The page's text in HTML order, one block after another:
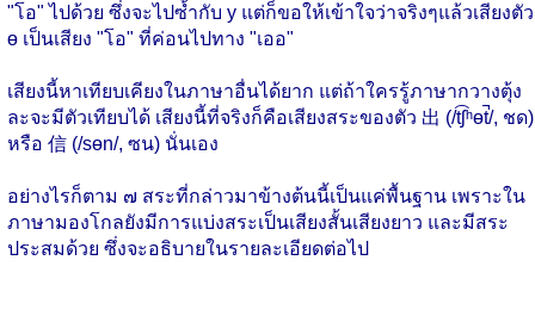
"โอ" ไปด้วย ซึ่งจะไปซ้ำกับ у แต่ก็ขอให้เข้าใจว่าจริงๆแล้วเสียงตัว
ө เป็นเสียง "โอ" ที่ค่อนไปทาง "เออ"
เสียงนี้หาเทียบเคียงในภาษาอื่นได้ยาก แต่ถ้าใครรู้ภาษากวางตุ้ง
ละจะมีตัวเทียบได้ เสียงนี้ที่จริงก็คือเสียงสระของตัว 出 (/t͡ʃʰɵt̚/, ชด)
หรือ 信 (/sɵn/, ซน) นั่นเอง
อย่างไรก็ตาม ๗ สระที่กล่าวมาข้างต้นนี้เป็นแค่พื้นฐาน เพราะใน
ภาษามองโกลยังมีการแบ่งสระเป็นเสียงสั้นเสียงยาว และมีสระ
ประสมด้วย ซึ่งจะอธิบายในรายละเอียดต่อไป